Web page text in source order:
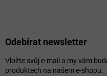
Odebírat newsletter
Vložte svůj e-mail a my vám
produktech na našem e-shopu.